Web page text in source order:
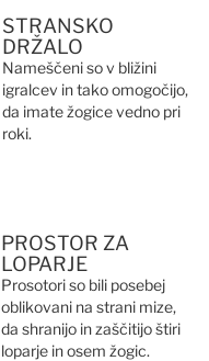
STRANSKO
DRŽALO
Nameščeni so v bližini
igralcev in tako omogočijo,
da imate žogice vedno pri
roki.
PROSTOR ZA
LOPARJE
Prosotori so bili posebej
oblikovani na strani mize,
da shranijo in zaščitijo štiri
loparje in osem žogic.